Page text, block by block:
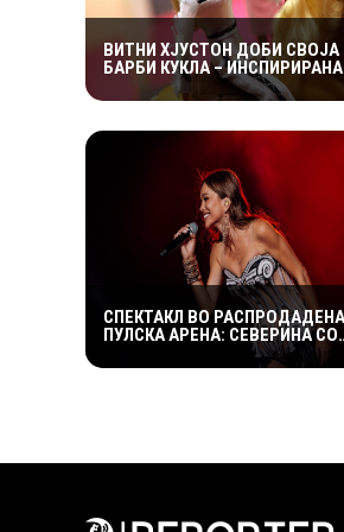
ВИТНИ ХЈУСТОН ДОБИ СВОЈА
БАРБИ КУКЛА –
ЛЕГЕНДАРНИОТ СПОТ „I WANNA
DANCE WITH SOMEBODY“
СПЕКТАКЛ ВО
ПУЛСКА АРЕНА: СЕВЕРИНА СО
РЕЧИСИ 70 МУЗИЧАРИ
НОЌ ЗА ПАМЕТЕЊЕ